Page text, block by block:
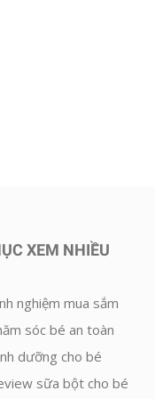
XEM NHIỀU
nghiệm mua sắm
sóc bé an toàn
dưỡng cho bé
sữa bột cho bé